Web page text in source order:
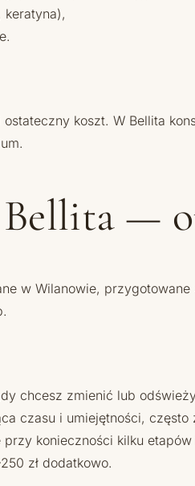
koszt. W Bellita
Bellita —
w Wilanowie,
chcesz zmienić lub
czasu i umiejętności, często
konieczności kilku etapów
zł dodatkowo.